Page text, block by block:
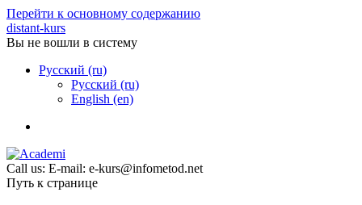
Перейти к основному содержанию
distant-kurs
Вы не вошли в систему
Русский ‎(ru)‎
Русский ‎(ru)‎
English ‎(en)‎
Call us: E-mail: e-kurs@infometod.net
Путь к странице